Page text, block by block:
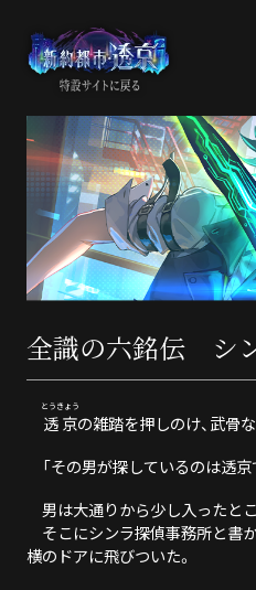
全識の六銘伝 シ
透京
とうきょう
の雑踏を押しのけ、武骨
「その男が探しているのは透京
男は大通りから少し入ったと
そこにシンラ探偵事務所と書
横のドアに飛びついた。